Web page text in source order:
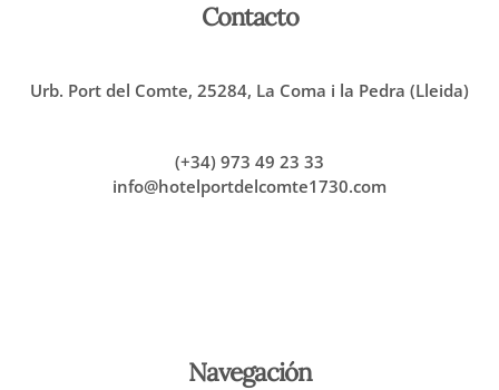
Contacto
Urb. Port del Comte, 25284, La Coma i la Pedra (Lleida)
(+34) 973 49 23 33
info@hotelportdelcomte1730.com
Navegación